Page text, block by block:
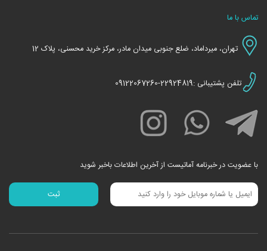
تماس با ما
تهران، میرداماد، ضلع جنوبی میدان مادر، مرکز خرید محسنی، پلاک 12
تلفن پشتیبانی :22924819-09122067260
با عضویت در خبرنامه آماتیست از آخرین اطلاعات باخبر شوید